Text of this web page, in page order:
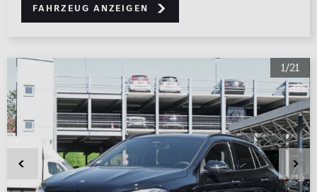
Fahrzeug anzeigen
1/21